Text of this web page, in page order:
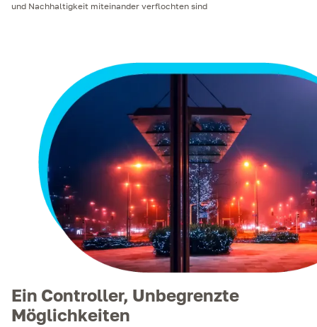
und Nachhaltigkeit miteinander verflochten sind
Ein Controller, Unbegrenzte
Möglichkeiten